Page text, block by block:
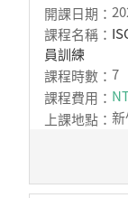
員訓練
7